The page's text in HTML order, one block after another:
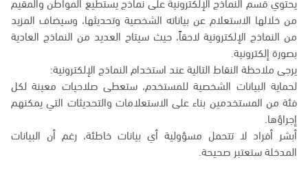
من خلالها الاستعلام عن بياناته الشخصية وتحديثها، وسيضاف المزيد
من النماذج الإلكترونية لاحقاً، حيث سيتاح العديد من النماذج العادية
بصورة إلكترونية.
يرجى ملاحظة النقاط التالية عند استخدام النماذج الإلكترونية:
لحماية البيانات الشخصية للمستخدم، ستعطى صلاحيات معينة لكل
فئة من المستخدمين بناء على الاستعلامات والتحديثات التي يمكنهم
إجراؤها.
أبشر أفراد لا تتحمل مسؤولية أي بيانات خاطئة، رغم أن البيانات
المدخلة ستعتبر صحيحة.